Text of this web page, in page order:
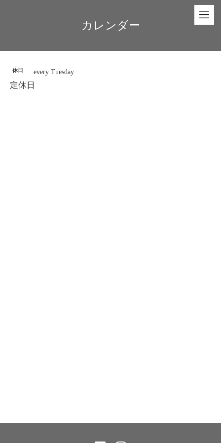
カレンダー
休日 every Tuesday
定休日